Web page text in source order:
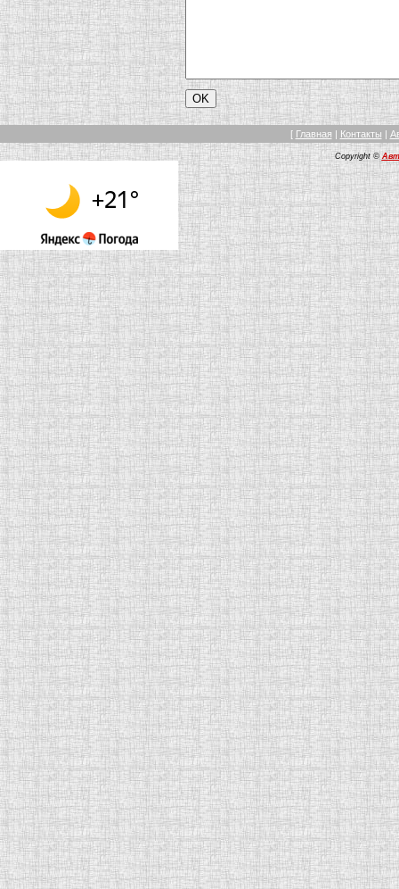
[ Главная | Контакты |
Copyright ©